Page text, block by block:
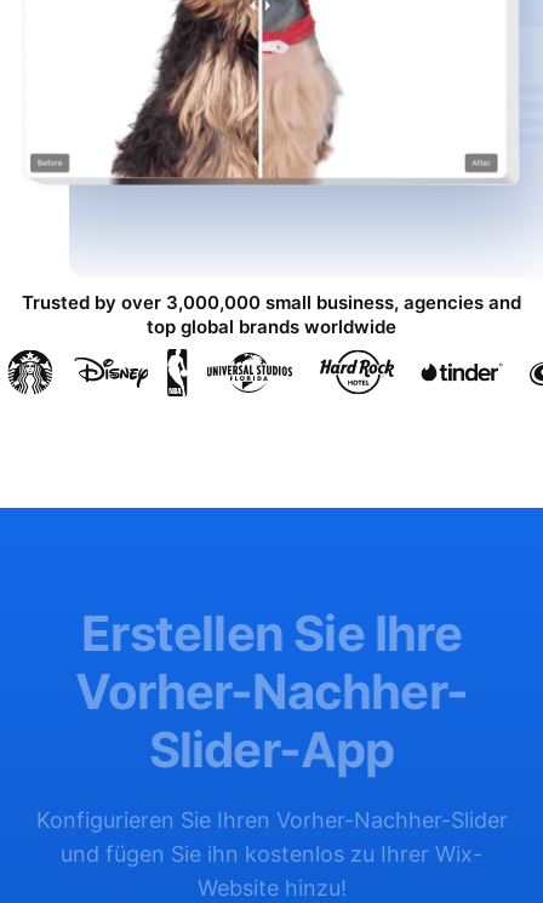
Trusted by over 3,000,000 small business, agencies and
top global brands worldwide
Erstellen Sie Ihre
Vorher-Nachher-
Slider-App
Konfigurieren Sie Ihren Vorher-Nachher-Slider
und fügen Sie ihn kostenlos zu Ihrer Wix-
Website hinzu!